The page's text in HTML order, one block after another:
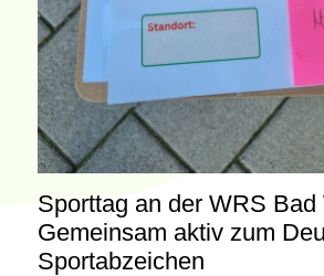
Sporttag an der WRS Bad
Gemeinsam aktiv zum
Sportabzeichen